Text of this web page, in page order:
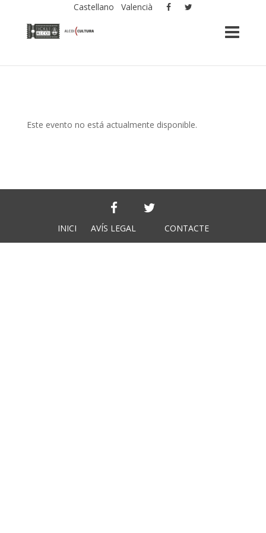
Castellano Valencià
Este evento no está actualmente disponible.
INICI AVÍS LEGAL CONTACTE